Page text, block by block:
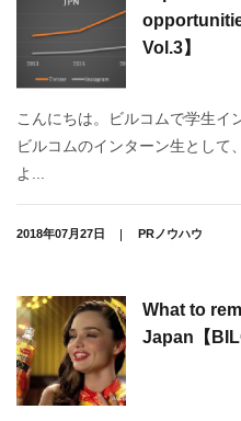
Vol.3】
こんにちは。ビルコムで学生イ
ビルコムのインターン生として
よ...
2018年07月27日 PRノウハウ
What to
Japan【